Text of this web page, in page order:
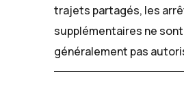
trajets partagés, les
supplémentaires ne sont
généralement pas